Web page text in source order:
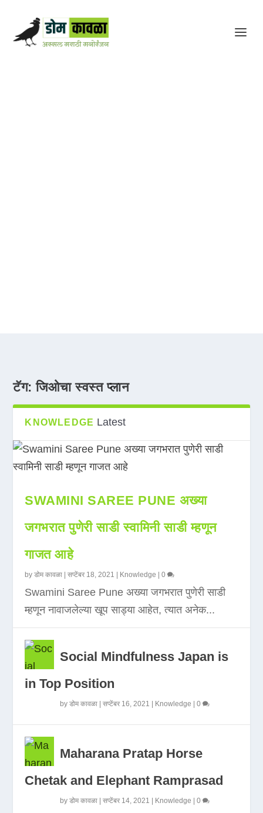
टॅग:जिओचा स्वस्त प्लान
KNOWLEDGE Latest
SWAMINI SAREE PUNE अख्या
जगभरात पुणेरी साडी स्वामिनी साडी म्हणून
गाजत आहे
byडोम कावळा |सप्टेंबर 18, 2021 Knowledge |0
Swamini Saree Pune अख्या जगभरात पुणेरी साडी
म्हणून नावाजलेल्या खूप साड्या आहेत, त्यात अनेक...
Social Mindfulness Japan is
in Top Position
byडोम कावळा |सप्टेंबर 16, 2021 Knowledge |0
Maharana Pratap Horse
Chetak and Elephant Ramprasad
byडोम कावळा |सप्टेंबर 14, 2021 Knowledge |0